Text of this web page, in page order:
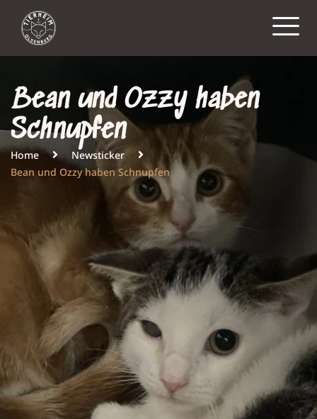
Bean und Ozzy haben
Schnupfen
Home
Newsticker
Bean und Ozzy haben Schnupfen